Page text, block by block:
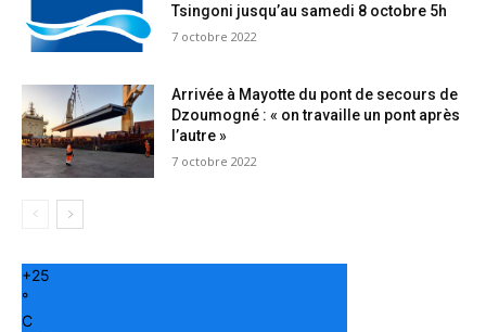
Tsingoni jusqu’au samedi 8 octobre 5h
7 octobre 2022
Arrivée à Mayotte du pont de secours de
Dzoumogné : « on travaille un pont après
l’autre »
7 octobre 2022
+25
°
C